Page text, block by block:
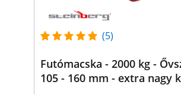
(5)
Futómacska - 2000 kg -
105 - 160 mm - extra nagy